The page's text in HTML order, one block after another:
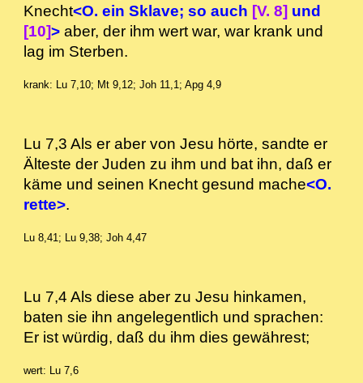
Knecht<O. ein Sklave; so auch [V. 8] und
[10]> aber, der ihm wert war, war krank und
lag im Sterben.
krank: Lu 7,10; Mt 9,12; Joh 11,1; Apg 4,9
Lu 7,3 Als er aber von Jesu hörte, sandte er
Älteste der Juden zu ihm und bat ihn, daß er
käme und seinen Knecht gesund mache<O.
rette>.
Lu 8,41; Lu 9,38; Joh 4,47
Lu 7,4 Als diese aber zu Jesu hinkamen,
baten sie ihn angelegentlich und sprachen:
Er ist würdig, daß du ihm dies gewährest;
wert: Lu 7,6